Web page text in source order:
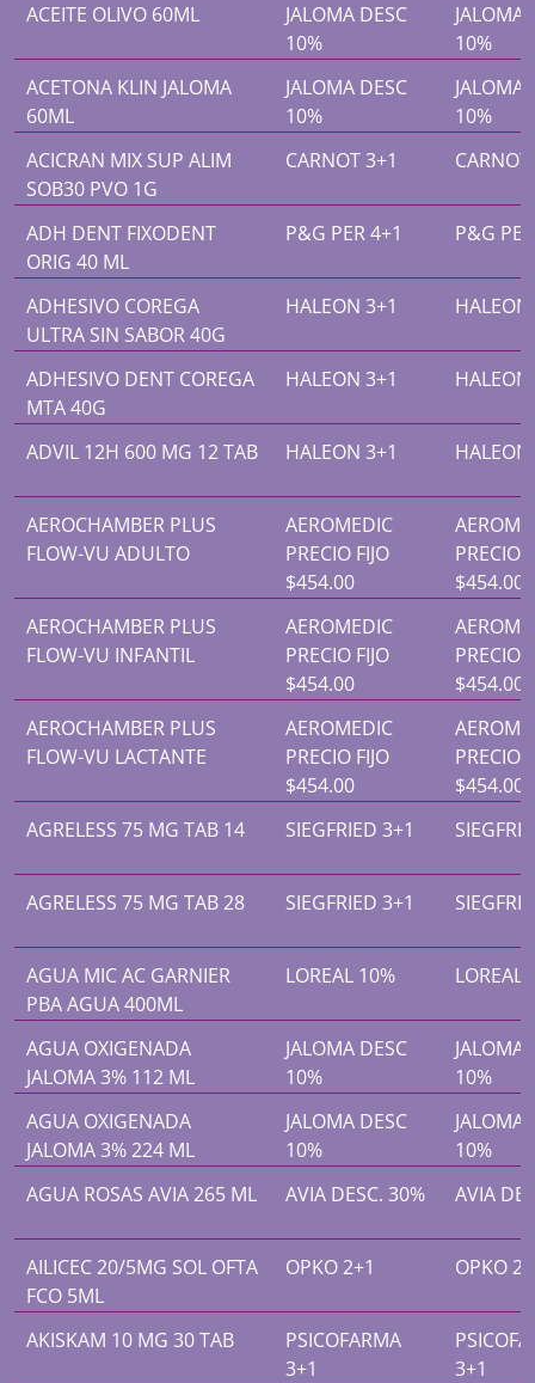
ACEITE OLIVO 60ML
JALOMA DESC
10%
JALOMA
10%
ACETONA KLIN JALOMA
60ML
JALOMA DESC
10%
JALOMA
10%
ACICRAN MIX SUP ALIM
SOB30 PVO 1G
CARNOT 3+1
ADH DENT FIXODENT
ORIG 40 ML
P&G PER 4+1 P&G
ADHESIVO COREGA
ULTRA SIN SABOR 40G
HALEON 3+1
ADHESIVO DENT COREGA
MTA 40G
HALEON 3+1
ADVIL 12H 600 MG 12 TAB HALEON 3+1
AEROCHAMBER PLUS
FLOW-VU ADULTO
AEROMEDIC
PRECIO FIJO
$454.00
PRECIO
$454.00
AEROCHAMBER PLUS
FLOW-VU INFANTIL
AEROMEDIC
PRECIO FIJO
$454.00
PRECIO
$454.00
AEROCHAMBER PLUS
FLOW-VU LACTANTE
AEROMEDIC
PRECIO FIJO
$454.00
PRECIO
$454.00
AGRELESS 75 MG TAB 14
SIEGFRIED 3+1
AGRELESS 75 MG TAB 28 SIEGFRIED 3+1
AGUA MIC AC GARNIER
PBA AGUA 400ML
LOREAL 10% LOREAL
AGUA OXIGENADA
JALOMA 3% 112 ML
JALOMA DESC
10%
JALOMA
10%
AGUA OXIGENADA
JALOMA 3% 224 ML
JALOMA DESC
10%
JALOMA
10%
AGUA ROSAS AVIA 265 ML
AVIA DESC. 30% AVIA
AILICEC 20/5MG SOL OFTA
FCO 5ML
OPKO 2+1 OPKO
AKISKAM 10 MG 30 TAB
PSICOFARMA
3+1
3+1